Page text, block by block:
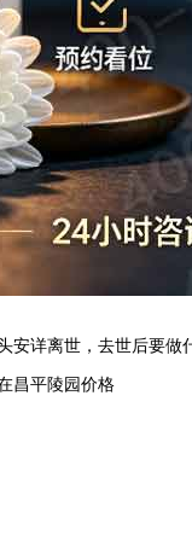
安详离世，去世后要做
昌平陵园价格